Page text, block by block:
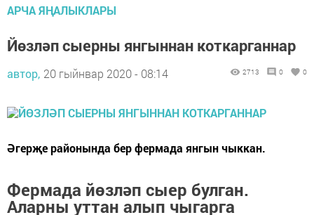
АРЧА ЯҢАЛЫКЛАРЫ
Йөзләп сыерны янгыннан коткарганнар
автор, 20 гыйнвар 2020 - 08:14 2713 0 0
Әгерҗе районында бер фермада янгын чыккан.
Фермада йөзләп сыер булган.
Аларны уттан алып чыгарга